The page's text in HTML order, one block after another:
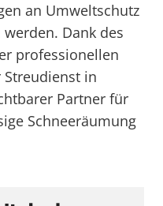
an Umweltschutz
Dank des
professionellen
Streudienst in
Partner für
Schneeräumung